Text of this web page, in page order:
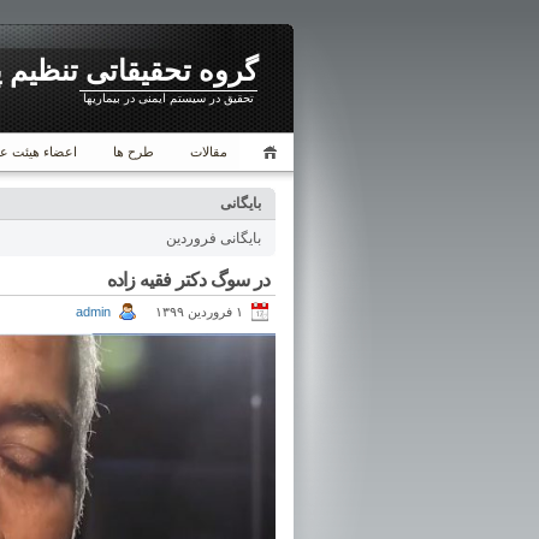
گروه تحقیقاتی
تحقیق در سیستم ایمنی در بیماریها
مقالات طرح ها اعضاء هیئت
بایگانی
بایگانی فروردین
در سوگ دکتر فقیه زاده
۱ فروردین ۱۳۹۹ admin